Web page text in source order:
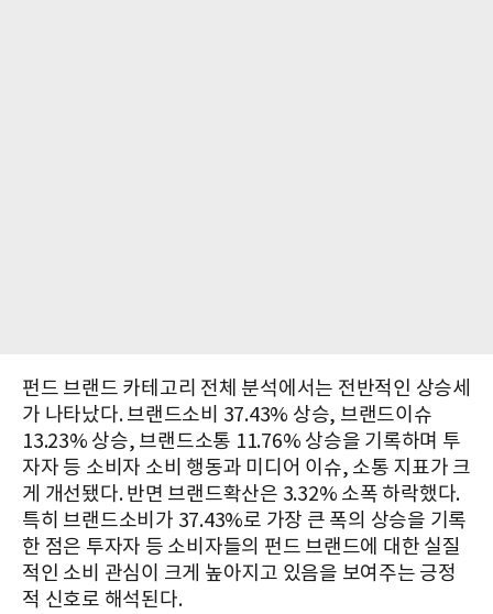
펀드 브랜드 카테고리 전체 분석에서는 전반적인 상승세
가 나타났다. 브랜드소비 37.43% 상승, 브랜드이슈
13.23% 상승, 브랜드소통 11.76% 상승을 기록하며 투
자자 등 소비자 소비 행동과 미디어 이슈, 소통 지표가 크
게 개선됐다. 반면 브랜드확산은 3.32% 소폭 하락했다.
특히 브랜드소비가 37.43%로 가장 큰 폭의 상승을 기록
한 점은 투자자 등 소비자들의 펀드 브랜드에 대한 실질
적인 소비 관심이 크게 높아지고 있음을 보여주는 긍정
적 신호로 해석된다.